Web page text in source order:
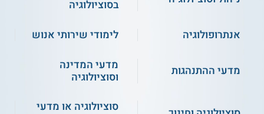
המפגש הבין תרבותי.
העיר כמעבדה חברתית.
בסוציולוגיה
אנתרופולוגיה
לימודי שירותי אנוש
מדעי ההתנהגות
מדעי המדינה
וסוציולוגיה
סוציולוגיה או מדעי